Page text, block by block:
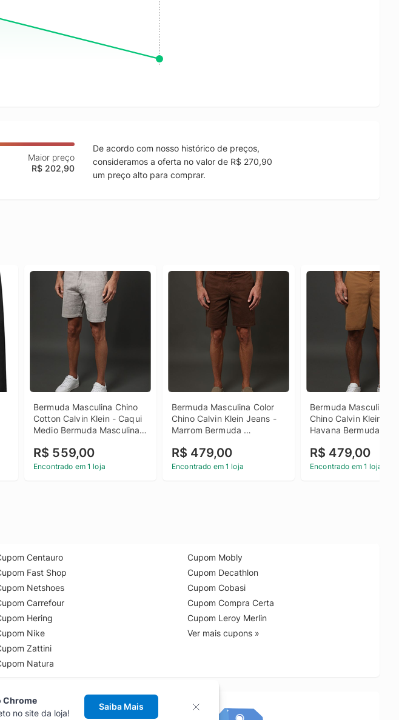
Maior preço
R$ 202,90
De acordo com nosso histórico de preços,
consideramos a oferta no valor de R$ 270,90
um preço alto para comprar.
Bermuda Masculina Chino
Cotton Calvin Klein - Caqui
Medio Bermuda Masculina
Caqui Medio 46
R$ 559,00
Encontrado em 1 loja
Bermuda Masculina Color
Chino Calvin Klein Jeans -
Marrom Bermuda
Calvin Klein Jeans Marrom
48
R$ 479,00
Encontrado em 1 loja
Bermuda Masculina
Chino Calvin Klein
Havana Bermuda
Calvin Klein Jeans
40
R$ 479,00
Encontrado em 1 loja
Centauro
Fast Shop
Netshoes
Carrefour
Hering
Nike
Zattini
Natura
Cupom Mobly
Cupom Decathlon
Cupom Cobasi
Cupom Compra Certa
Cupom Leroy Merlin
Ver mais cupons »
Chrome
no site da loja!
Saiba Mais